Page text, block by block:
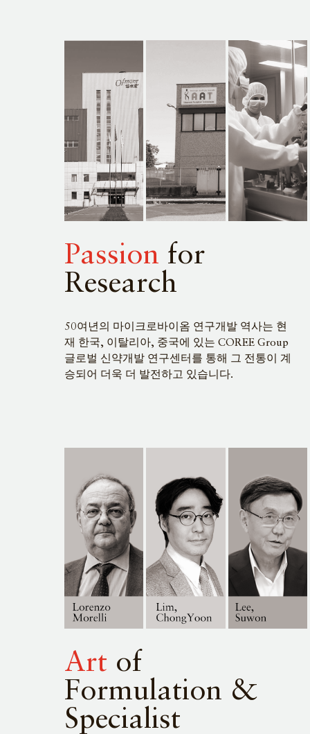
Passion for
Research
50여년의 마이크로바이옴 연구개발 역사는 현
재 한국, 이탈리아, 중국에 있는 COREE Group
글로벌 신약개발 연구센터를 통해 그 전통이 계
승되어 더욱 더 발전하고 있습니다.
Art of
Formulation &
Specialist